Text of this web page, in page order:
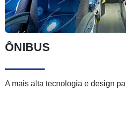
ÔNIBUS
A mais alta tecnologia e design